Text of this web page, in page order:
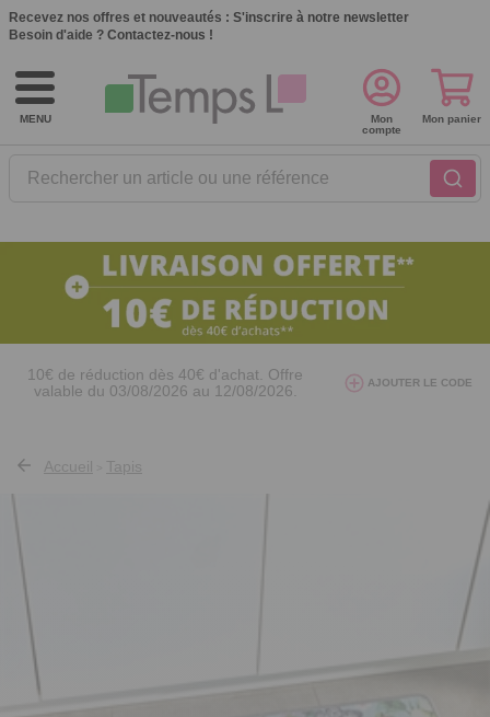
Recevez nos offres et nouveautés : S'inscrire à notre newsletter
Besoin d'aide ? Contactez-nous !
MENU
Rechercher un article ou une référence
Mon
compte
Mon panier
10€ de réduction dès 40€ d'achat. Offre
valable du 03/08/2026 au 12/08/2026.
avec le code AT26
AJOUTER LE CODE
Accueil Tapis